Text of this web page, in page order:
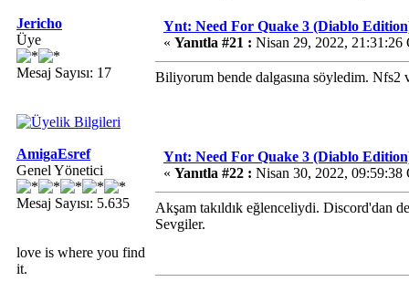
Jericho
Üye
Mesaj Sayısı: 17
Ynt: Need For Quake 3 (Diablo
« Yanıtla #21 : Nisan 29, 2022, 21:31:26
Biliyorum bende dalgasına söyledim. Nfs2
AmigaEsref
Genel Yönetici
Mesaj Sayısı: 5.635
love is where you find
it.
Ynt: Need For Quake 3 (Diablo
« Yanıtla #22 : Nisan 30, 2022, 09:59:38
Akşam takıldık eğlenceliydi. Discord'dan
Sevgiler.